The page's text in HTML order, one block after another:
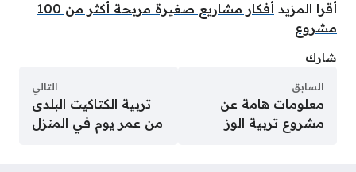
أقرا المزيد
أفكار مشاريع صغيرة مربحة أكثر من 100
مشروع
شارك
السابق
معلومات هامة عن
مشروع تربية الوز
التالي
تربية الكتاكيت البلدى
من عمر يوم في المنزل